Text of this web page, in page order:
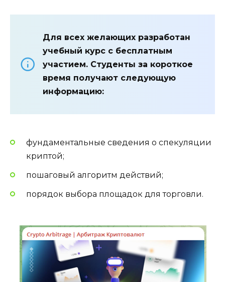
Для всех желающих разработан
учебный курс с бесплатным
участием. Студенты за короткое
время получают следующую
информацию:
фундаментальные сведения о спекуляции
криптой;
пошаговый алгоритм действий;
порядок выбора площадок для торговли.